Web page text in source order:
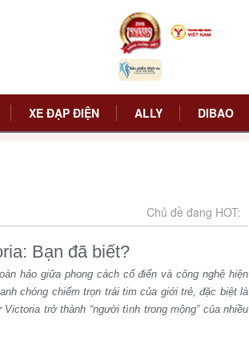
XE ĐẠP ĐIỆN ALLY DIBAO
Chủ đề đang HOT:
Bạn đã biết?
hảo giữa phong cách cổ điển và công nghệ hiện
chóng chiếm trọn trái tim của giới trẻ, đặc biệt là
trở thành “người tình trong mộng” của nhiều